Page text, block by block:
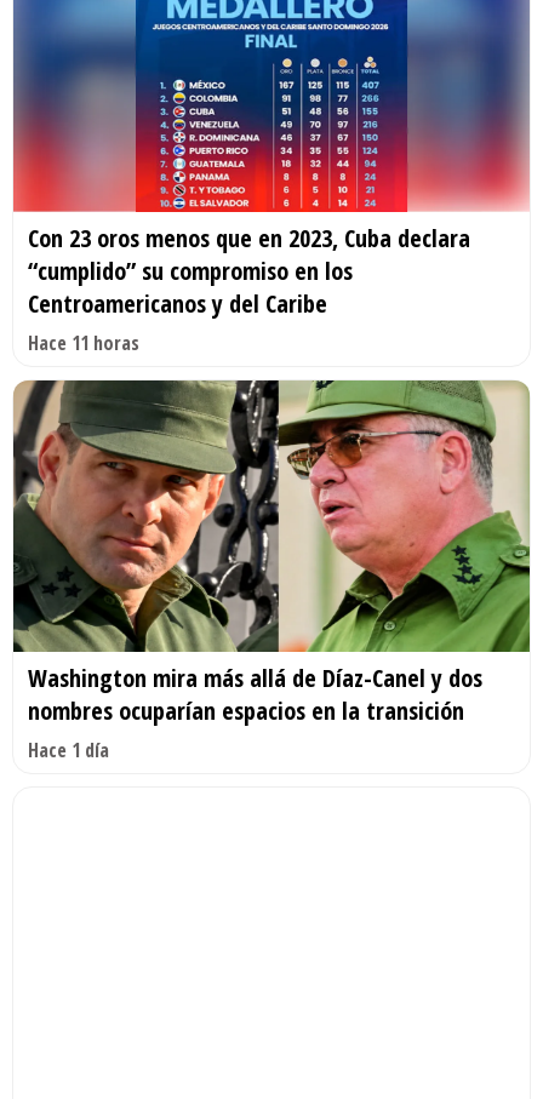
Con 23 oros menos que en 2023, Cuba declara
“cumplido” su compromiso en los
Centroamericanos y del Caribe
Hace 11 horas
Washington mira más allá de Díaz-Canel y dos
nombres ocuparían espacios en la transición
Hace 1 día